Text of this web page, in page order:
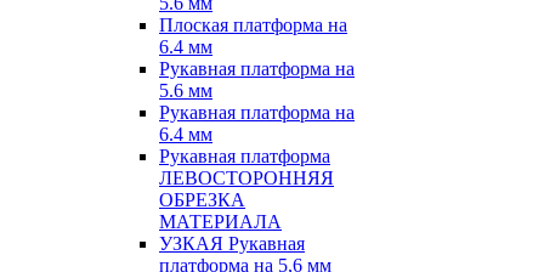
Плоская платформа на
6.4 мм
Рукавная платформа на
5.6 мм
Рукавная платформа на
6.4 мм
Рукавная платформа
ЛЕВОСТОРОННЯЯ
ОБРЕЗКА
МАТЕРИАЛА
УЗКАЯ Рукавная
платформа на 5,6 мм